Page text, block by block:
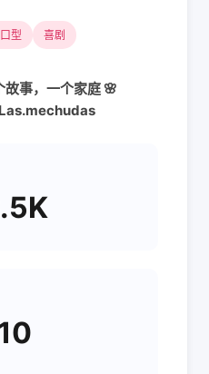
型 喜剧
故事，一个家庭 🌸